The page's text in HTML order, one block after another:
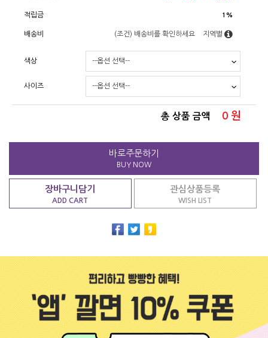
적립금 1%
배송비 (조건) 배송비를 확인하세요 지역별
색상
사이즈
총 상품 금액 0 원
바로주문하기
BUY NOW
장바구니담기
ADD CART
관심상품등록
WISH LIST